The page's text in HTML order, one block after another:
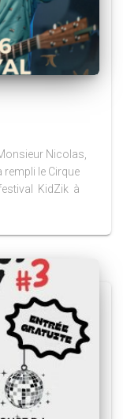
Nicolas,
rempli le Cirque
KidZik à